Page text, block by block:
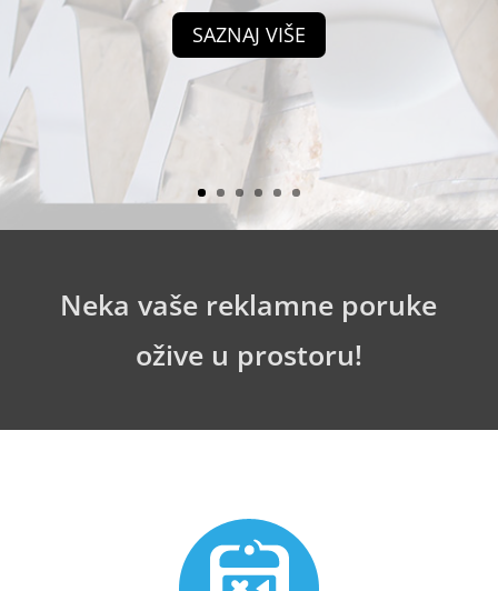
SAZNAJ VIŠE
Neka vaše reklamne poruke
ožive u prostoru!